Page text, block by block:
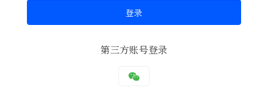
登录
第三方账号登录